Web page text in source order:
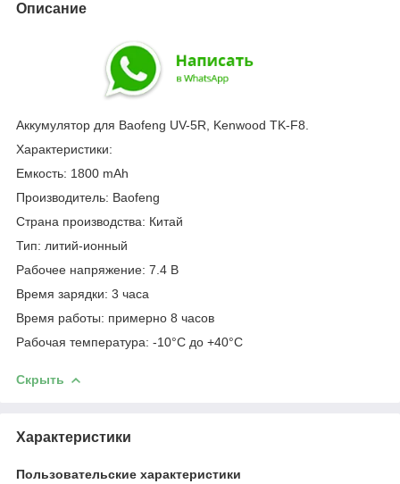
Описание
Аккумулятор для Baofeng UV-5R, Kenwood TK-F8.
Характеристики:
Емкость: 1800 mAh
Производитель: Baofeng
Страна производства: Китай
Тип: литий-ионный
Рабочее напряжение: 7.4 В
Время зарядки: 3 часа
Время работы: примерно 8 часов
Рабочая температура: -10°C до +40°C
Скрыть
Характеристики
Пользовательские характеристики